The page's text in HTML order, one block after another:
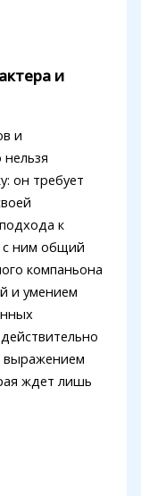
и
и
он требует
к
с ним общий
компаньона
и умением
выражением
ждет лишь